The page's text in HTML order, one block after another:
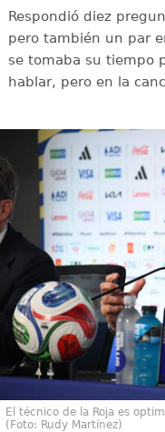
Respondió diez
pero también un par
se tomaba su tiempo
hablar, pero en la
El técnico de la Roja es
(Foto: Rudy Martínez)